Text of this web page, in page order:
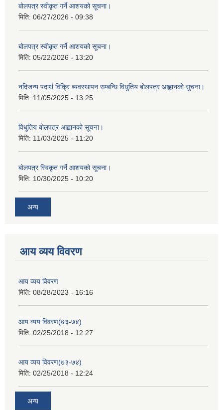
बोलपत्र स्वीकृत गर्ने आशयको सूचना।
मिति: 06/27/2026 - 09:38
बोलपत्र स्वीकृत गर्ने आशयको सूचना।
मिति: 05/22/2026 - 13:20
नदिजन्य पदार्थ विक्रि ब्यवस्थापन सम्बन्धि विधुतिय बोलपत्र आह्वानको सुचना।
मिति: 11/05/2025 - 13:25
विधुतिय बोलपत्र आह्वानको सूचना।
मिति: 11/03/2025 - 11:20
बोलपत्र स्विकृत गर्ने आशयको सूचना।
मिति: 10/30/2025 - 10:20
अन्य
आय व्यय विवरण
आय व्यय विवरण
मिति: 08/28/2023 - 16:16
आय व्यय विवरण(७३-७४)
मिति: 02/25/2018 - 12:27
आय व्यय विवरण(७३-७४)
मिति: 02/25/2018 - 12:24
अन्य